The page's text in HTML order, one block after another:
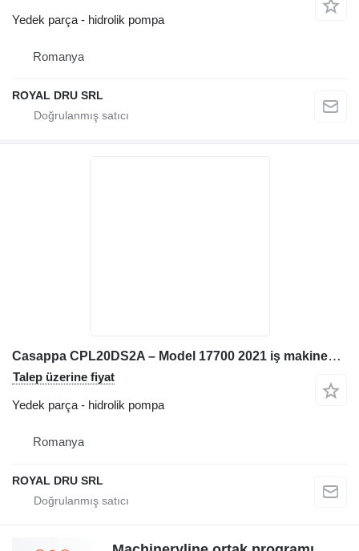
Yedek parça - hidrolik pompa
Romanya
ROYAL DRU SRL
Casappa CPL20DS2A – Model 17700 2021 iş makinesi için Hidrolik Pompa
Talep üzerine fiyat
Yedek parça - hidrolik pompa
Romanya
ROYAL DRU SRL